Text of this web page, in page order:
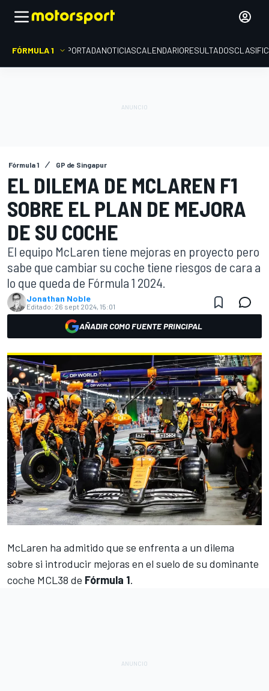
FÓRMULA 1 PORTADANOTICIASCALENDARIORESULTADOS
Fórmula 1 GP de Singapur
EL DILEMA DE MCLAREN F1
SOBRE EL PLAN DE MEJORA
DE SU COCHE
El equipo McLaren tiene mejoras en proyecto pero
sabe que cambiar su coche tiene riesgos de cara a
lo que queda de Fórmula 1 2024.
Jonathan Noble
Editado: 26 sept 2024, 15:01
AÑADIR COMO FUENTE PRINCIPAL
McLaren ha admitido que se enfrenta a un dilema
sobre si introducir mejoras en el suelo de su dominante
coche MCL38 de Fórmula 1.